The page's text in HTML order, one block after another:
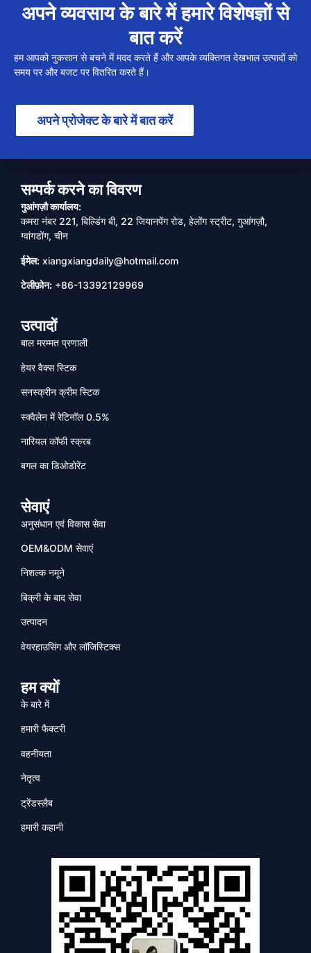
अपने व्यवसाय के बारे में हमारे विशेषज्ञों से
बात करें
हम आपको नुकसान से बचने में मदद करते हैं और आपके व्यक्तिगत देखभाल उत्पादों को
समय पर और बजट पर वितरित करते हैं।
अपने प्रोजेक्ट के बारे में बात करें
सम्पर्क करने का विवरण
गुआंगज़ौ कार्यालय:
कमरा नंबर 221, बिल्डिंग बी, 22 जियानपेंग रोड, हेलोंग स्ट्रीट, गुआंगज़ौ,
ग्वांगडोंग, चीन
ईमेल: xiangxiangdaily@hotmail.com
टेलीफ़ोन: +86-13392129969
उत्पादों
बाल मरम्मत प्रणाली
हेयर वैक्स स्टिक
सनस्क्रीन क्रीम स्टिक
स्क्वैलेन में रेटिनॉल 0.5%
नारियल कॉफी स्क्रब
बगल का डिओडोरेंट
सेवाएं
अनुसंधान एवं विकास सेवा
OEM&ODM सेवाएं
निशल्क नमूने
बिक्री के बाद सेवा
उत्पादन
वेयरहाउसिंग और लॉजिस्टिक्स
हम क्यों
के बारे में
हमारी फैक्टरी
वहनीयता
नेतृत्व
ट्रेंडस्लैब
हमारी कहानी